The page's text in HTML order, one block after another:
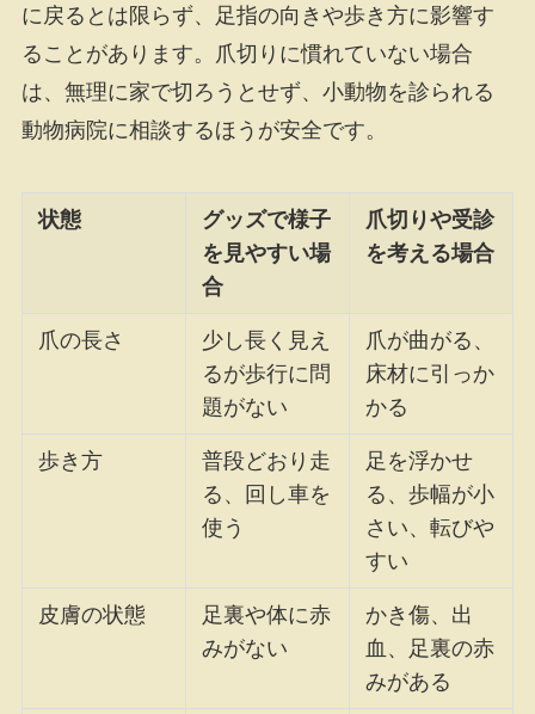
に戻るとは限らず、足指の向きや歩き方に影響す
ることがあります。爪切りに慣れていない場合
は、無理に家で切ろうとせず、小動物を診られる
動物病院に相談するほうが安全です。
状態
グッズで様子
を見やすい場
合
爪切りや受診
を考える場合
爪の長さ
少し長く見え
るが歩行に問
題がない
爪が曲がる、
床材に引っか
かる
歩き方
普段どおり走
る、回し車を
使う
足を浮かせ
る、歩幅が小
さい、転びや
すい
皮膚の状態
足裏や体に赤
みがない
かき傷、出
血、足裏の赤
みがある